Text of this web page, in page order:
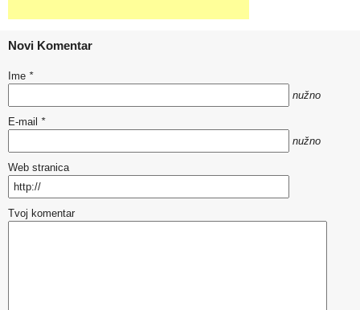
Novi Komentar
Ime *
nužno
E-mail *
nužno
Web stranica
Tvoj komentar